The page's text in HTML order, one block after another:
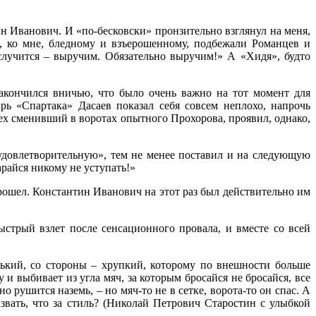
Иванович. И «по-бесковски» пронзительно взглянул на меня,
мне, бледному и взъерошенному, подбежали Романцев и
– выручим. Обязательно выручим!» А «Хидя», будто
вничью, что было очень важно на тот момент для
Дасаев показал себя совсем неплохо, напрочь
сменивший в воротах опытного Прохорова, проявил, однако,
тем не менее поставил и на следующую
никому не уступать!»
Константин Иванович на этот раз был действительно им
взлет после сенсационного провала, и вместе со всей
со стороны – хрупкий, которому по внешности больше
выбивает из угла мяч, за которым бросайся не бросайся, все
рушится наземь, – но мяч-то не в сетке, ворота-то он спас. А
что за стиль? (Николай Петрович Старостин с улыбкой